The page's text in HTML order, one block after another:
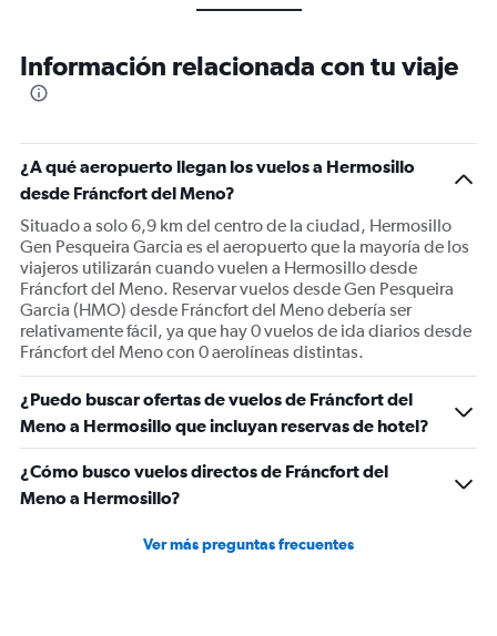
Información relacionada con tu viaje
¿A qué aeropuerto llegan los vuelos a Hermosillo
desde Fráncfort del Meno?
Situado a solo 6,9 km del centro de la ciudad, Hermosillo
Gen Pesqueira Garcia es el aeropuerto que la mayoría de los
viajeros utilizarán cuando vuelen a Hermosillo desde
Fráncfort del Meno. Reservar vuelos desde Gen Pesqueira
Garcia (HMO) desde Fráncfort del Meno debería ser
relativamente fácil, ya que hay 0 vuelos de ida diarios desde
Fráncfort del Meno con 0 aerolíneas distintas.
¿Puedo buscar ofertas de vuelos de Fráncfort del
Meno a Hermosillo que incluyan reservas de hotel?
¿Cómo busco vuelos directos de Fráncfort del
Meno a Hermosillo?
Ver más preguntas frecuentes